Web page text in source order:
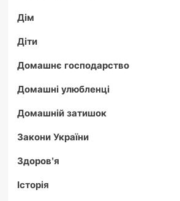
Дім
Діти
Домашнє господарство
Домашні улюбленці
Домашній затишок
Закони України
Здоров'я
Історія